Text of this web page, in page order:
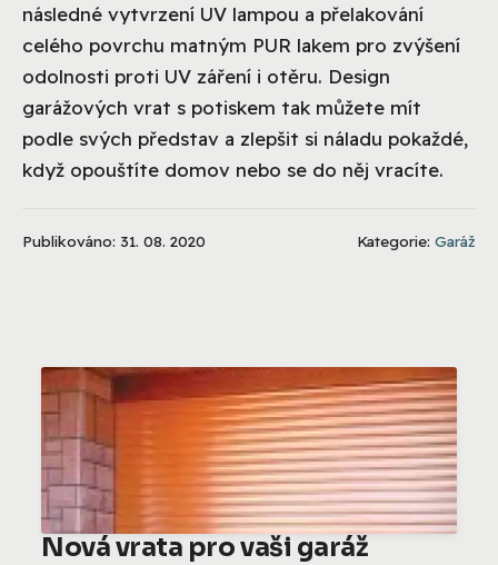
následné vytvrzení UV lampou a přelakování
celého povrchu matným PUR lakem pro zvýšení
odolnosti proti UV záření i otěru. Design
garážových vrat s potiskem tak můžete mít
podle svých představ a zlepšit si náladu pokaždé,
když opouštíte domov nebo se do něj vracíte.
Publikováno: 31. 08. 2020 Kategorie: Garáž
Nová vrata pro vaši garáž